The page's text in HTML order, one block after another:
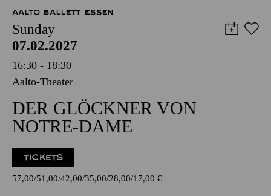
AALTO BALLETT ESSEN
Sunday
07.02.2027
16:30 - 18:30
Aalto-Theater
DER GLÖCKNER VON
NOTRE-DAME
TICKETS
57,00 51,00 42,00 35,00 28,00 17,00 €